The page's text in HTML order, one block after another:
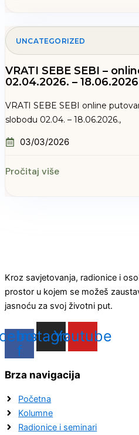
UNCATEGORIZED
VRATI SEBE SEBI –
02.04.2026. –
VRATI SEBE SEBI online
slobodu 02.04. – 18.06.2026.,
03/03/2026
Pročitaj više
Kroz savjetovanja, radionice i
prostor u kojem se možeš
jasnoću za svoj životni put.
f
Instagram
Youtube
Brza navigacija
Početna
Kolumne
Radionice i seminari